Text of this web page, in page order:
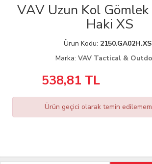
VAV Uzun Kol
Haki XS
Ürün Kodu: 2150.GA02H.XS
Marka: VAV Tactical &
538,81 TL
Ürün geçici olarak temin